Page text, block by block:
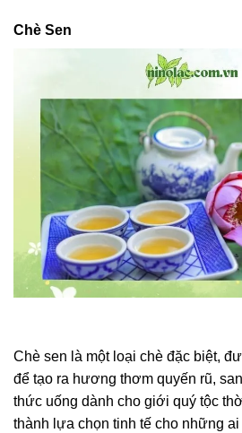
Chè Sen
Chè sen là một loại chè đặc biệt,
để tạo ra hương thơm quyến rũ,
thức uống dành cho giới quý tộc
thành lựa chọn tinh tế cho những